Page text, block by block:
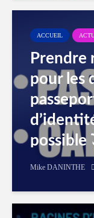
ACCUEIL
Prendre
pour les
possible
Mike DANINTHE